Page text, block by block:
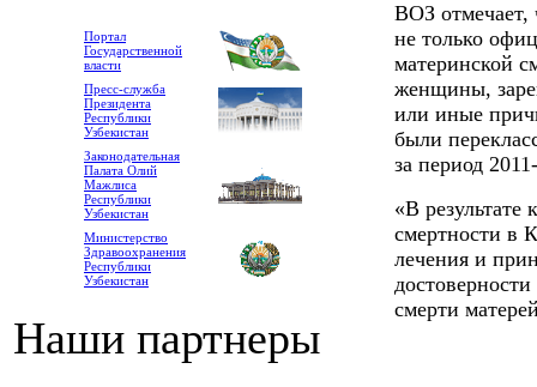
Портал
Государственной
власти
Пресс-служба
Президента
Республики
Узбекистан
Законодательная
Палата Олий
Мажлиса
Республики
Узбекистан
Министерство
Здравоохранения
Республики
Узбекистан
Наши партнеры
ВОЗ отмечает,
не только
материнской
женщины,
или иные
были
за период
«В результате
смертности в
лечения и
смерти